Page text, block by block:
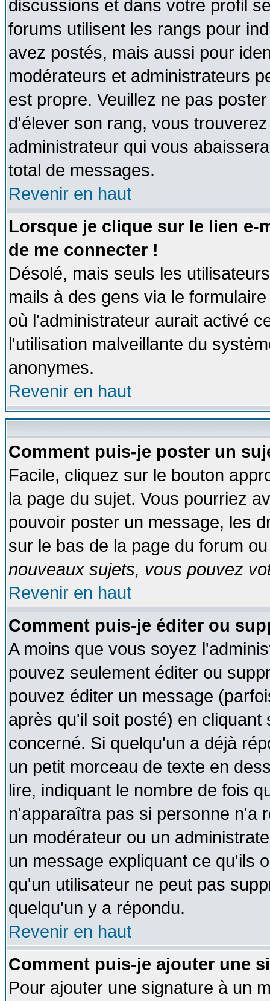
discussions et dans votre profil
forums utilisent les rangs pour
avez postés, mais aussi pour
modérateurs et administrateurs
est propre. Veuillez ne pas
d'élever son rang, vous
administrateur qui vous
total de messages.
Revenir en haut
Lorsque je clique sur le lien e-
de me connecter !
Désolé, mais seuls les
mails à des gens via le
où l'administrateur aurait activé
l'utilisation malveillante du
anonymes.
Revenir en haut
Comment puis-je poster un
Facile, cliquez sur le bouton
la page du sujet. Vous pourriez
pouvoir poster un message, les
sur le bas de la page du forum
nouveaux sujets, vous pouvez
Revenir en haut
Comment puis-je éditer ou
A moins que vous soyez
pouvez seulement éditer ou
pouvez éditer un message
après qu'il soit posté) en
concerné. Si quelqu'un a déjà
un petit morceau de texte en
lire, indiquant le nombre de fois
n'apparaîtra pas si personne n'a
un modérateur ou un
un message expliquant ce qu'ils
qu'un utilisateur ne peut pas
quelqu'un y a répondu.
Revenir en haut
Comment puis-je ajouter une
Pour ajouter une signature à un